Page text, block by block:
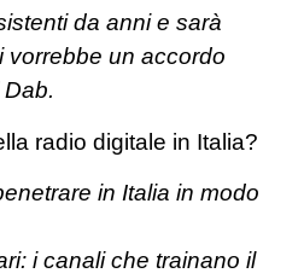
da anni e sarà
vorrebbe un accordo
radio digitale in Italia?
in Italia in modo
i canali che trainano il